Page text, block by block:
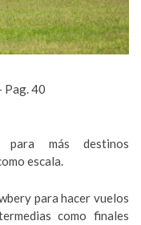
Pag. 40
más destinos
escala.
para hacer vuelos
como finales